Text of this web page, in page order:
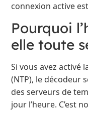
connexion active
Pourquoi
elle toute
Si vous avez activé
(NTP), le décodeur
des serveurs de
jour l’heure. C’est